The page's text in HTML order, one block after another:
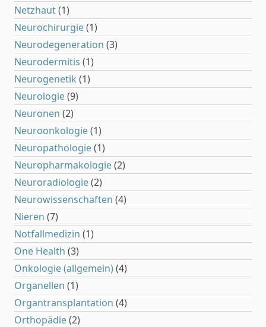
Netzhaut(1)
Neurochirurgie(1)
Neurodegeneration (3)
Neurodermitis (1)
Neurogenetik (1)
Neurologie(9)
Neuronen (2)
Neuroonkologie(1)
Neuropathologie(1)
Neuropharmakologie(2)
Neuroradiologie(2)
Neurowissenschaften (4)
Nieren (7)
Notfallmedizin (1)
One Health (3)
Onkologie (allgemein)(4)
Organellen (1)
Organtransplantation (4)
Orthopädie(2)